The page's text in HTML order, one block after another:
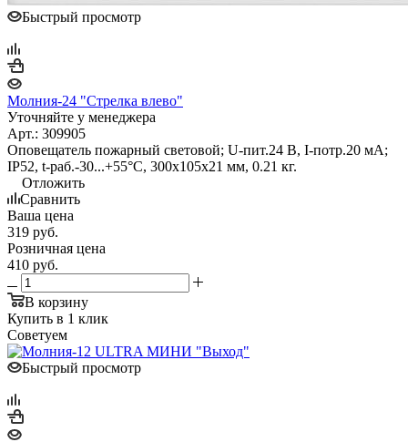
Быстрый просмотр
Молния-24 "Стрелка влево"
Уточняйте у менеджера
Арт.: 309905
Оповещатель пожарный световой; U-пит.24 В, I-потр.20 мА;
IP52, t-раб.-30...+55°С, 300х105х21 мм, 0.21 кг.
Отложить
Сравнить
Ваша цена
319 руб.
Розничная цена
410 руб.
В корзину
Купить в 1 клик
Советуем
Быстрый просмотр